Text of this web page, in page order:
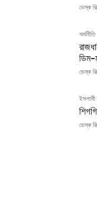
ডেস্ক
অর্থনীতি
ডিম-
ডেস্ক
ইসলামী
ডেস্ক